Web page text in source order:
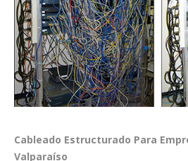
Cableado Estructurado Para
Valparaíso